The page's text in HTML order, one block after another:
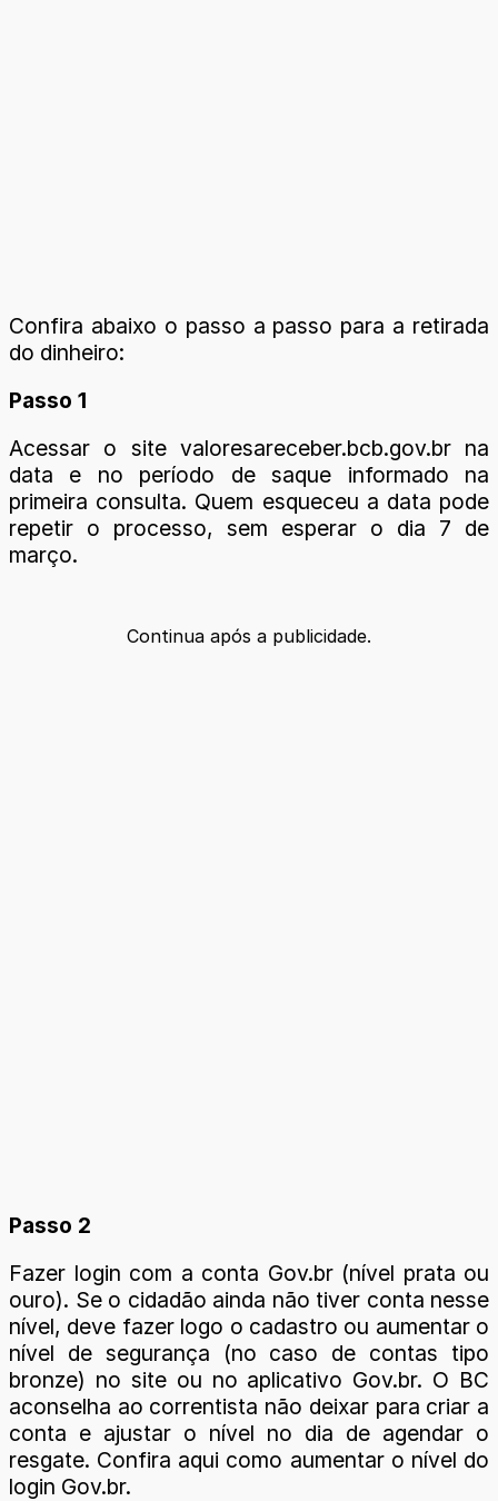
Confira abaixo o passo a passo para a retirada
do dinheiro:
Passo 1
Acessar o site valoresareceber.bcb.gov.br na
data e no período de saque informado na
primeira consulta. Quem esqueceu a data pode
repetir o processo, sem esperar o dia 7 de
março.
Continua após a publicidade.
Passo 2
Fazer login com a conta Gov.br (nível prata ou
ouro). Se o cidadão ainda não tiver conta nesse
nível, deve fazer logo o cadastro ou aumentar o
nível de segurança (no caso de contas tipo
bronze) no site ou no aplicativo Gov.br. O BC
aconselha ao correntista não deixar para criar a
conta e ajustar o nível no dia de agendar o
resgate. Confira aqui como aumentar o nível do
login Gov.br.